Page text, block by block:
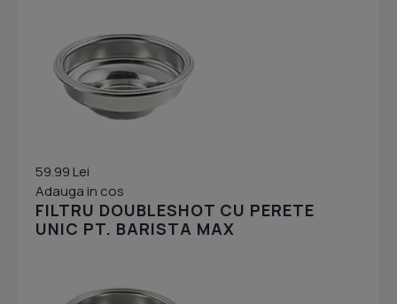
59.99 Lei
Adauga in cos
FILTRU DOUBLESHOT CU PERETE
UNIC PT. BARISTA MAX